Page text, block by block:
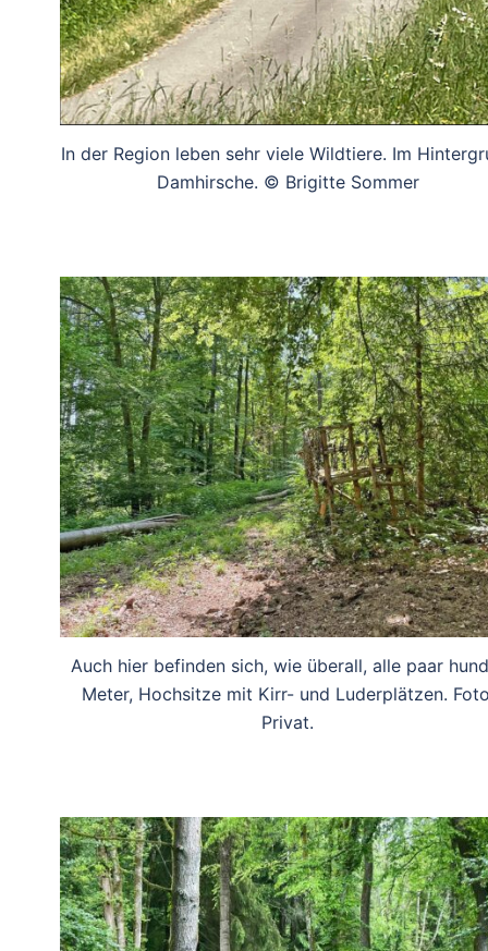
In der Region leben sehr viele Wildtiere. Im
Damhirsche. © Brigitte Sommer
Auch hier befinden sich, wie überall, alle paar
Meter, Hochsitze mit Kirr- und Luderplätzen.
Privat.